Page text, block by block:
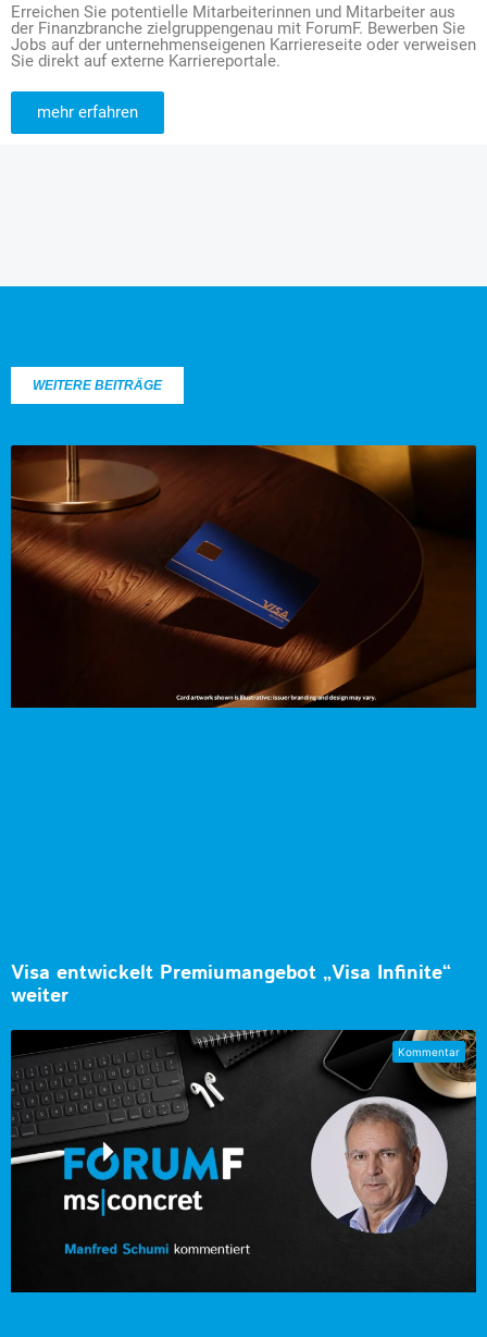
Erreichen Sie potentielle Mitarbeiterinnen und Mitarbeiter aus
der Finanzbranche zielgruppengenau mit ForumF. Bewerben Sie
Jobs auf der unternehmenseigenen Karriereseite oder verweisen
Sie direkt auf externe Karriereportale.
mehr erfahren
WEITERE BEITRÄGE
Visa entwickelt Premiumangebot „Visa Infinite“
weiter